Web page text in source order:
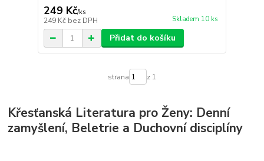
249 Kč/ks
249 Kč bez DPH Skladem 10 ks
Přidat do košíku
strana z 1
Křesťanská Literatura pro Ženy: Denní
zamyšlení, Beletrie a Duchovní disciplíny